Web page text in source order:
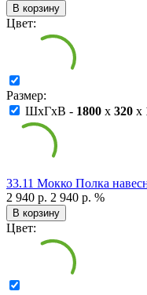
В корзину
Цвет:
Размер:
ШxГxВ - 1800 x 320 x
33.11 Мокко Полка
2 940 р. 2 940 р. %
В корзину
Цвет: